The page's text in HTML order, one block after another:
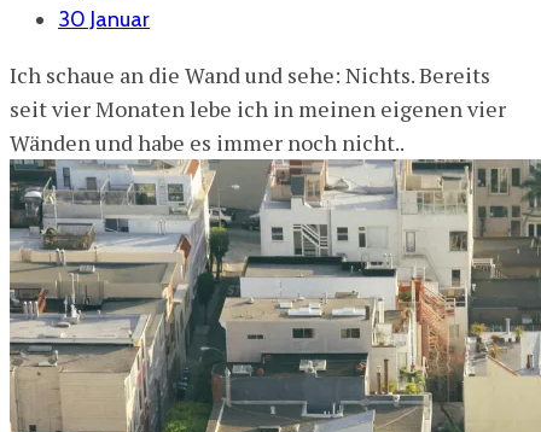
30 Januar
Ich schaue an die Wand und sehe: Nichts. Bereits
seit vier Monaten lebe ich in meinen eigenen vier
Wänden und habe es immer noch nicht..